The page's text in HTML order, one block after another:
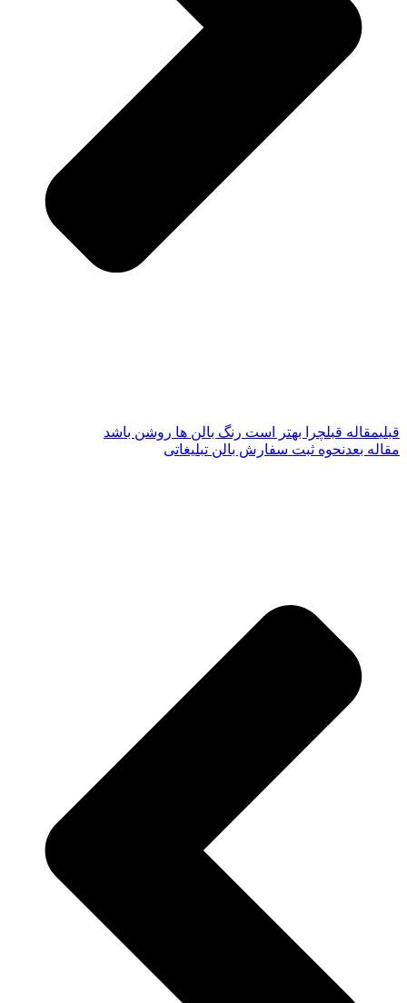
قبلیمقاله قبلچرا بهتر است رنگ بالن ها روشن باشد
مقاله بعدنحوه ثبت سفارش بالن تبلیغاتی